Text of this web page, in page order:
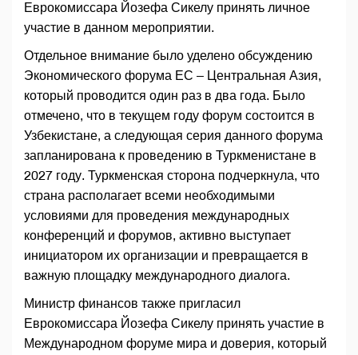
Еврокомиссара Йозефа Сикелу принять личное
участие в данном мероприятии.
Отдельное внимание было уделено обсуждению
Экономического форума ЕС – Центральная Азия,
который проводится один раз в два года. Было
отмечено, что в текущем году форум состоится в
Узбекистане, а следующая серия данного форума
запланирована к проведению в Туркменистане в
2027 году. Туркменская сторона подчеркнула, что
страна располагает всеми необходимыми
условиями для проведения международных
конференций и форумов, активно выступает
инициатором их организации и превращается в
важную площадку международного диалога.
Министр финансов также пригласил
Еврокомиссара Йозефа Сикелу принять участие в
Международном форуме мира и доверия, который